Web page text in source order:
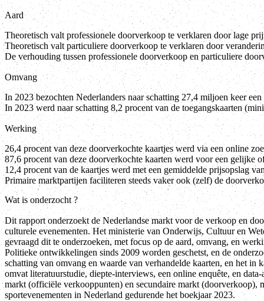
Aard
Theoretisch valt professionele doorverkoop te verklaren door lage
Theoretisch valt particuliere doorverkoop te verklaren door
De verhouding tussen professionele doorverkoop en particuliere
Omvang
In 2023 bezochten Nederlanders naar schatting 27,4 miljoen keer
In 2023 werd naar schatting 8,2 procent van de toegangskaarten
Werking
26,4 procent van deze doorverkochte kaartjes werd via een online
87,6 procent van deze doorverkochte kaarten werd voor een gelijke
12,4 procent van de kaartjes werd met een gemiddelde prijsopslag
Primaire marktpartijen faciliteren steeds vaker ook (zelf) de
Wat is onderzocht ?
Dit rapport onderzoekt de Nederlandse markt voor de verkoop en
culturele evenementen. Het ministerie van Onderwijs, Cultuur en
gevraagd dit te onderzoeken, met focus op de aard, omvang, en
Politieke ontwikkelingen sinds 2009 worden geschetst, en de
schatting van omvang en waarde van verhandelde kaarten, en het
omvat literatuurstudie, diepte-interviews, een online enquête, en
markt (officiële verkooppunten) en secundaire markt (doorverkoop),
sportevenementen in Nederland gedurende het boekjaar 2023.